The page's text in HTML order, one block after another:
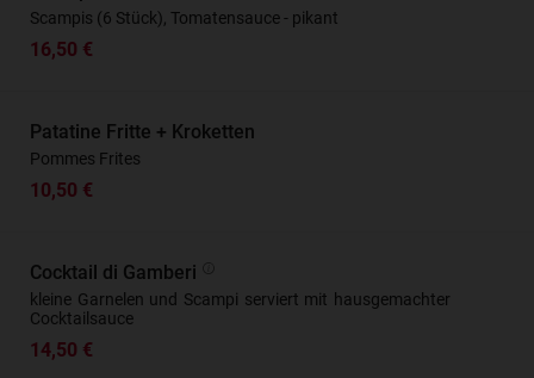
Scampis (6 Stück), Tomatensauce - pikant
16,50 €
Patatine Fritte + Kroketten
Pommes Frites
10,50 €
Cocktail di Gamberi
kleine Garnelen und Scampi serviert mit hausgemachter
Cocktailsauce
14,50 €